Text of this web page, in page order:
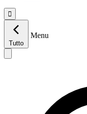

Tutto
Menu